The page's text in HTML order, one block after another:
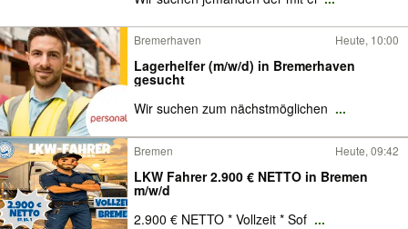
Bremerhaven Heute, 10:00
Lagerhelfer (m/w/d) in Bremerhaven
gesucht
Wir suchen zum nächstmöglichen ...
Bremen Heute, 09:42
LKW Fahrer 2.900 € NETTO in Bremen
m/w/d
2.900 € NETTO * Vollzeit * Sof ...